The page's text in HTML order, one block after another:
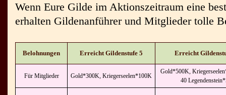
Wenn Eure Gilde im Aktionszeitraum eine
erhalten Gildenanführer und Mitglieder tolle
Belohnungen Erreicht Gildenstufe 5 Erreicht
Für Mitglieder Gold*300K, Kriegerseelen*100K
Gold*500K,
40